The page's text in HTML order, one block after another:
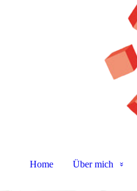
Home Über mich